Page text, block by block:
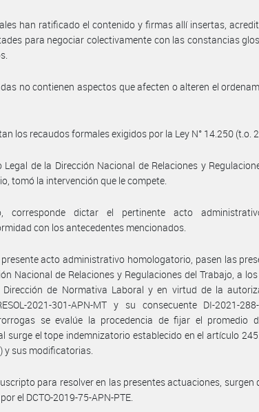
han ratificado el contenido y firmas allí insertas,
para negociar colectivamente con las constancias
no contienen aspectos que afecten o alteren el
los recaudos formales exigidos por la Ley N° 14.250 (t.o.
Legal de la Dirección Nacional de Relaciones y
tomó la intervención que le compete.
corresponde dictar el pertinente acto
con los antecedentes mencionados.
acto administrativo homologatorio, pasen las
Nacional de Relaciones y Regulaciones del Trabajo, a
de Normativa Laboral y en virtud de la
2021-301-APN-MT y su consecuente DI-2021-
se evalúe la procedencia de fijar el promedio
surge el tope indemnizatorio establecido en el artículo
y sus modificatorias.
para resolver en las presentes actuaciones, surgen
el DCTO-2019-75-APN-PTE.